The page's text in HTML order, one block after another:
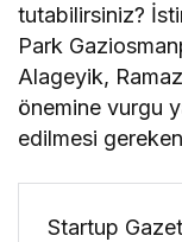
tutabilirsiniz?
Park
Alageyik,
önemine vurgu
edilmesi
Startup